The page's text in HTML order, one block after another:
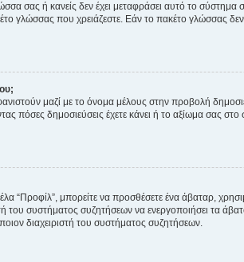
σας ή κανείς δεν έχει μεταφράσει αυτό το
γλώσσας που χρειάζεστε. Εάν το πακέτο γλώσσας
μαζί με το όνομα μέλους στην προβολή
πόσες δημοσιεύσεις έχετε κάνει ή το αξίωμα σας
“Προφίλ”, μπορείτε να προσθέσετε ένα άβαταρ,
του συστήματος συζητήσεων να ενεργοποιήσει τα
διαχειριστή του συστήματος συζητήσεων.